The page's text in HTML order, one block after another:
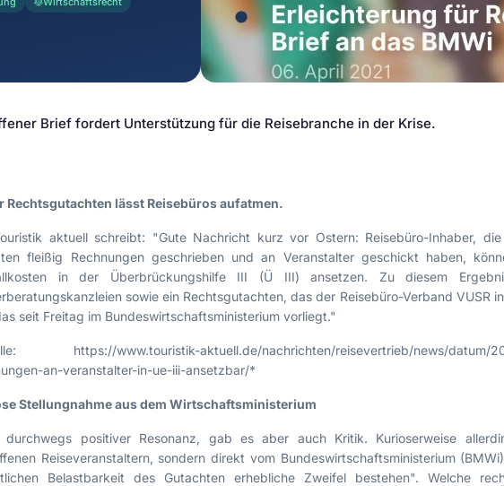
E-Commerce & Online-
Reisebranche & Touristik
Einstweilige Verfügung
Reputationsmanagement
Abmahnungen &
Unterlassung
Social-Media-Recht
Vertragsrecht
Vergleichende Werbung
Geschäftspraktiken
Brief fordert Unterstützung für die Reisebranche in der Krise.
Rechtsgutachten lässt Reisebüros aufatmen.
aktuell schreibt: "Gute Nachricht kurz vor Ostern: Reisebüro-Inhaber,
fleißig Rechnungen geschrieben und an Veranstalter geschickt haben,
in der Überbrückungshilfe III (Ü III) ansetzen. Zu diesem
sowie ein Rechtsgutachten, das der Reisebüro-Verband VUSR
seit Freitag im Bundeswirtschaftsministerium vorliegt."
https://www.touristik-aktuell.de/nachrichten/reisevertrieb/news/datum/
an-veranstalter-in-ue-iii-ansetzbar/*
Stellungnahme aus dem Wirtschaftsministerium
durchwegs positiver Resonanz, gab es aber auch Kritik. Kurioserweise
Reiseveranstaltern, sondern direkt vom Bundeswirtschaftsministerium
Belastbarkeit des Gutachten erhebliche Zweifel bestehen". Welche